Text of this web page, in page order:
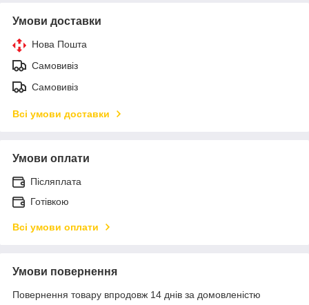
Умови доставки
Нова Пошта
Самовивіз
Самовивіз
Всі умови доставки
Умови оплати
Післяплата
Готівкою
Всі умови оплати
Умови повернення
Повернення товару впродовж 14 днів за домовленістю